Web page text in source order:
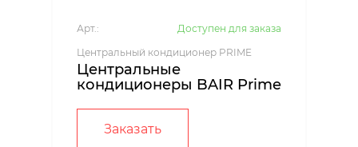
Арт.:
Доступен для заказа
Центральный кондиционер PRIME
Центральные
кондиционеры BAIR Prime
Заказать